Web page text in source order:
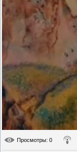
Просмотры: 0